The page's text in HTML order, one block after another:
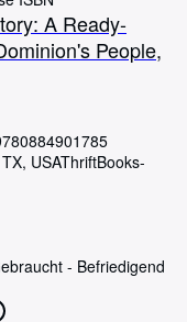
A Ready-
People,
USAThriftBooks-
- Befriedigend